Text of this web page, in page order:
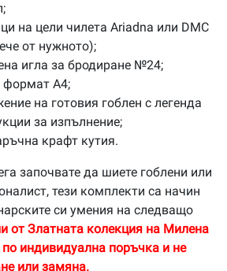
на цели чилета Ariadna или DMC
от нужното);
игла за бродиране №24;
формат А4;
на готовия гоблен с легенда
за изпълнение;
крафт кутия.
започвате да шиете гоблени или
тези комплекти са начин
си умения на следващо
от Златната колекция на Милена
по индивидуална поръчка и не
или замяна.